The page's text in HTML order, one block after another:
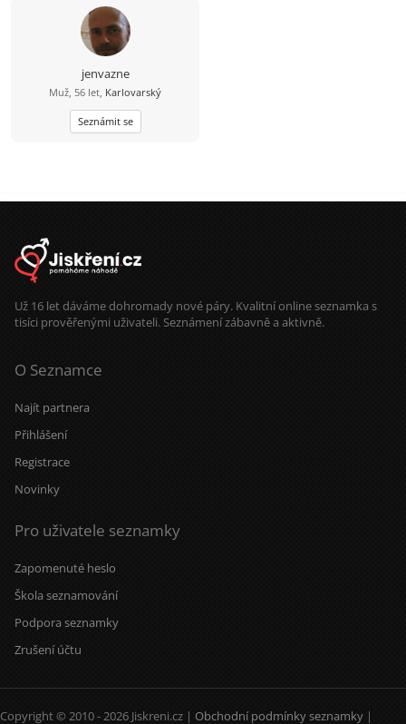
jenvazne
Muž, 56 let, Karlovarský
Seznámit se
Už 16 let dáváme dohromady nové páry. Kvalitní online seznamka s
tisíci prověřenými uživateli. Seznámení zábavně a aktivně.
O Seznamce
Najít partnera
Přihlášení
Registrace
Novinky
Pro uživatele seznamky
Zapomenuté heslo
Škola seznamování
Podpora seznamky
Zrušení účtu
Copyright © 2010 - 2026 Jiskreni.cz | Obchodní podmínky seznamky |